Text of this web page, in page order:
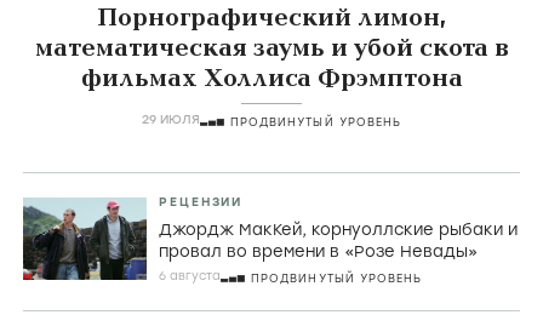
Порнографический лимон,
математическая заумь и убой скота в
фильмах Холлиса Фрэмптона
29 ИЮЛЯ ПРОДВИНУТЫЙ УРОВЕНЬ
РЕЦЕНЗИИ
Джордж МакКей, корнуоллские рыбаки и
провал во времени в «Розе Невады»
6 августа ПРОДВИНУТЫЙ УРОВЕНЬ